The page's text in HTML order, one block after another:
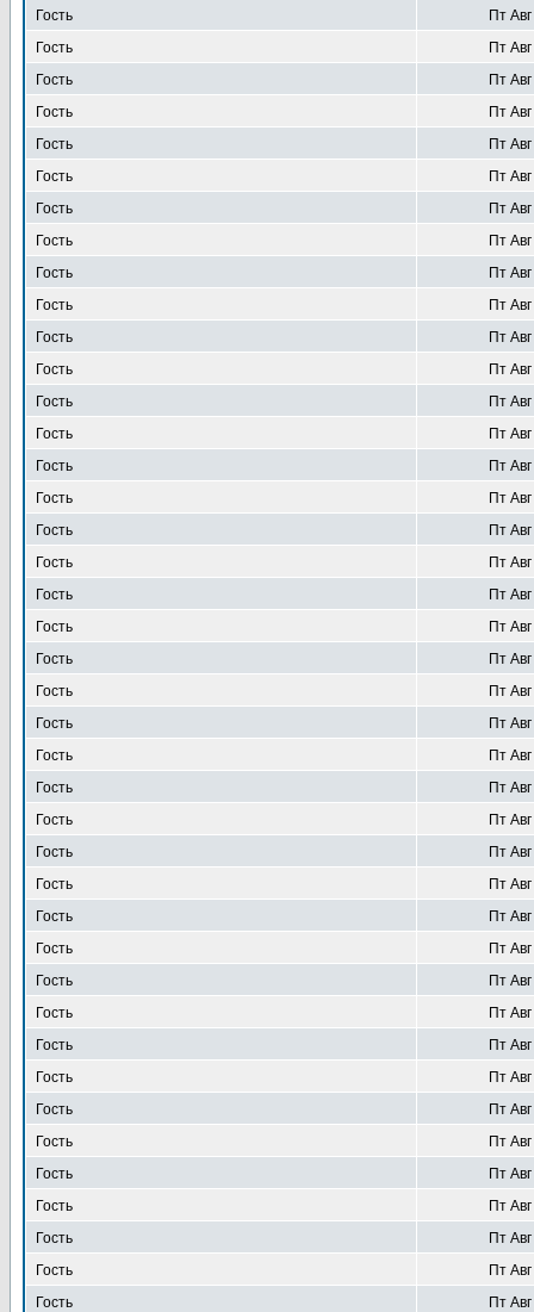
Гость
Пт
Гость
Пт
Гость
Пт
Гость
Пт
Гость
Пт
Гость
Пт
Гость
Пт
Гость
Пт
Гость
Пт
Гость
Пт
Гость
Пт
Гость
Пт
Гость
Пт
Гость
Пт
Гость
Пт
Гость
Пт
Гость
Пт
Гость
Пт
Гость
Пт
Гость
Пт
Гость
Пт
Гость
Пт
Гость
Пт
Гость
Пт
Гость
Пт
Гость
Пт
Гость
Пт
Гость
Пт
Гость
Пт
Гость
Пт
Гость
Пт
Гость
Пт
Гость
Пт
Гость
Пт
Гость
Пт
Гость
Пт
Гость
Пт
Гость
Пт
Гость
Пт
Гость
Пт
Гость
Пт